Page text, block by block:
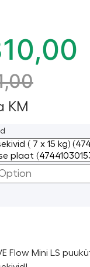
KM
Flow Mini LS